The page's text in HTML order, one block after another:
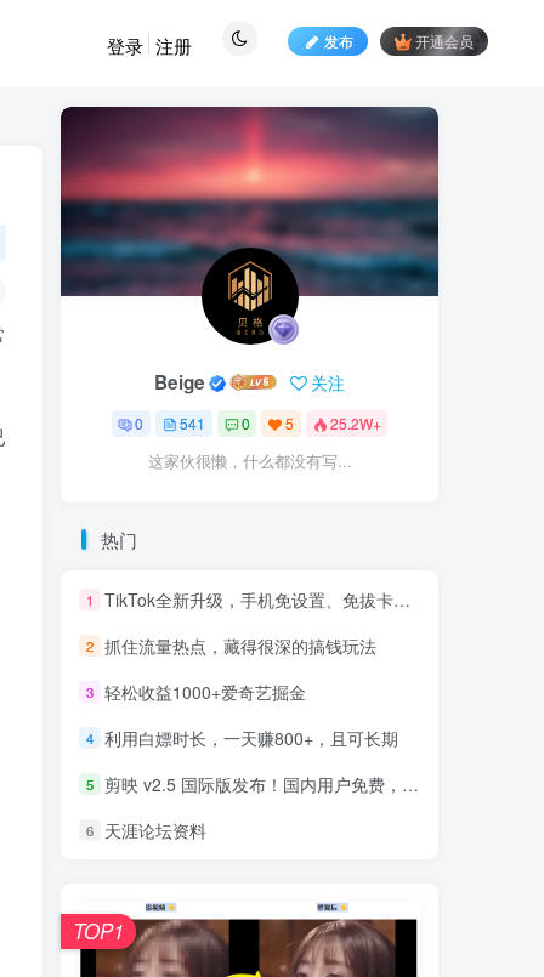
发布 开通会员
登录 注册
Beige 关注
0 541 0 5 25.2W+
这家伙很懒，什么都没有写...
热门
1 TikTok全新升级，手机免设置、免拔卡，轻松畅享全球视频！
2 抓住流量热点，藏得很深的搞钱玩法
3 轻松收益1000+爱奇艺掘金
4 利用白嫖时长，一天赚800+，且可长期
5 剪映 v2.5 国际版发布！国内用户免费，附赠安装包+120套离线模板
6 天涯论坛资料
TOP1